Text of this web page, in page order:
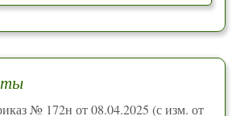
№ 172н от 08.04.2025 (с изм. от